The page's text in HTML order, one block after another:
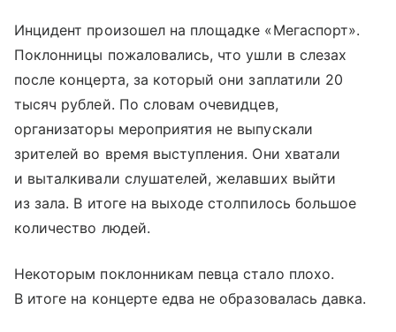
Инцидент произошел на площадке «Мегаспорт».
Поклонницы пожаловались, что ушли в слезах
после концерта, за который они заплатили 20
тысяч рублей. По словам очевидцев,
организаторы мероприятия не выпускали
зрителей во время выступления. Они хватали
и выталкивали слушателей, желавших выйти
из зала. В итоге на выходе столпилось большое
количество людей.
Некоторым поклонникам певца стало плохо.
В итоге на концерте едва не образовалась давка.